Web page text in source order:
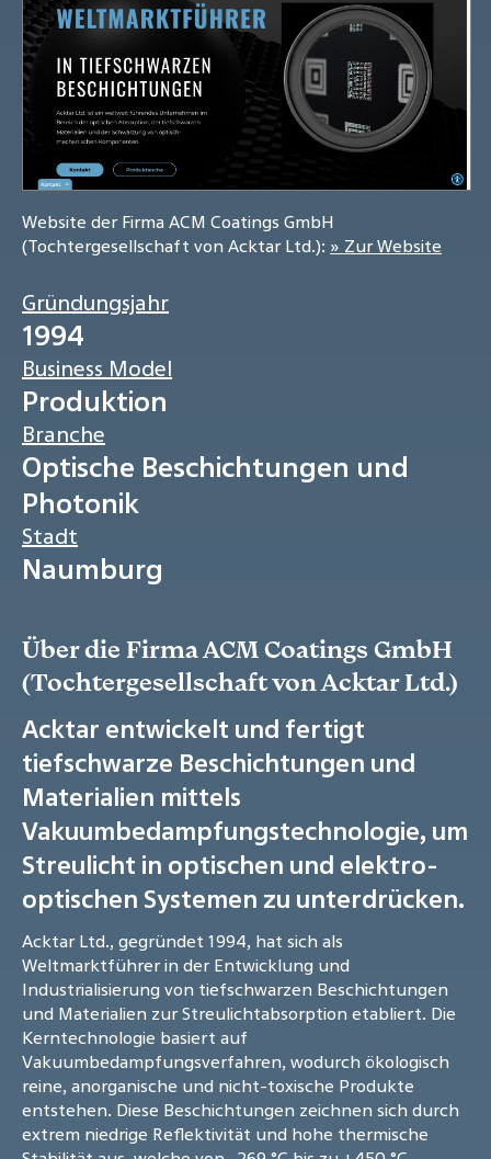
Website der Firma ACM Coatings GmbH
(Tochtergesellschaft von Acktar Ltd.): » Zur Website
Gründungsjahr
1994
Business Model
Produktion
Branche
Optische Beschichtungen und
Photonik
Stadt
Naumburg
Über die Firma ACM Coatings GmbH
(Tochtergesellschaft von Acktar Ltd.)
Acktar entwickelt und fertigt
tiefschwarze Beschichtungen und
Materialien mittels
Vakuumbedampfungstechnologie, um
Streulicht in optischen und elektro-
optischen Systemen zu unterdrücken.
Acktar Ltd., gegründet 1994, hat sich als
Weltmarktführer in der Entwicklung und
Industrialisierung von tiefschwarzen Beschichtungen
und Materialien zur Streulichtabsorption etabliert. Die
Kerntechnologie basiert auf
Vakuumbedampfungsverfahren, wodurch ökologisch
reine, anorganische und nicht-toxische Produkte
entstehen. Diese Beschichtungen zeichnen sich durch
extrem niedrige Reflektivität und hohe thermische